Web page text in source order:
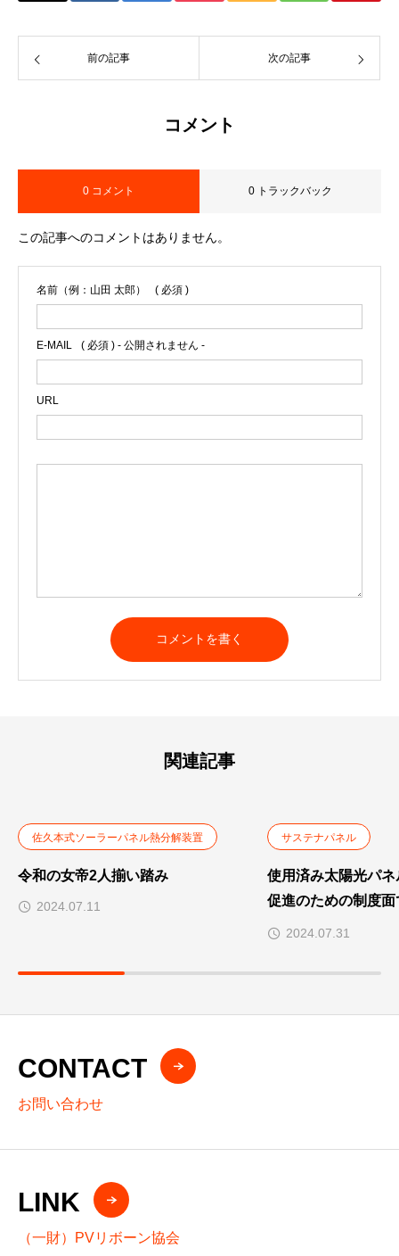
前の記事 次の記事
コメント
0 コメント 0 トラックバック
この記事へのコメントはありません。
名前（例：山田 太郎） ( 必須 )
E-MAIL ( 必須 ) - 公開されません -
URL
l
関連記事
佐久本式ソーラーパネル熱分解装置
令和の女帝2人揃い踏み
2024.07.11
サステナパネル
使用済み太陽光パ
促進のための制度
てまいります
2024.07.31
CONTACT
お問い合わせ
LINK
（一財）PVリボーン協会